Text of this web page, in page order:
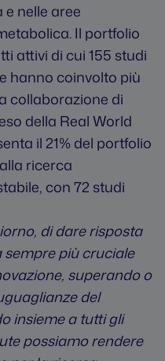
nelle aree
Il portfolio
attivi di cui 155 studi
hanno coinvolto più
collaborazione di
della Real World
il 21% del portfolio
ricerca
con 72 studi
di dare risposta
sempre più cruciale
superando o
del
insieme a tutti gli
possiamo rendere